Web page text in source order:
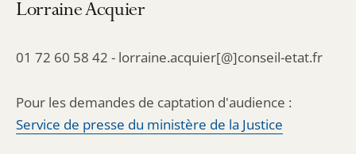
Lorraine Acquier
01 72 60 58 42 - lorraine.acquier[@]conseil-etat.fr
Pour les demandes de captation d'audience :
Service de presse du ministère de la Justice